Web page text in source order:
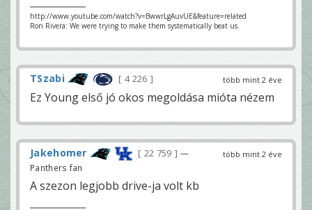
http://www.youtube.com/watch?v=BwwrLgAuvUE&feature=related
Ron Rivera: We were trying to make them systematically beat us.
több mint 2 éve
TSzabi 4 226
Ez Young első jó okos megoldása mióta nézem
több mint 2 éve
Jakehomer 22 759
—
Panthers fan
A szezon legjobb drive-ja volt kb